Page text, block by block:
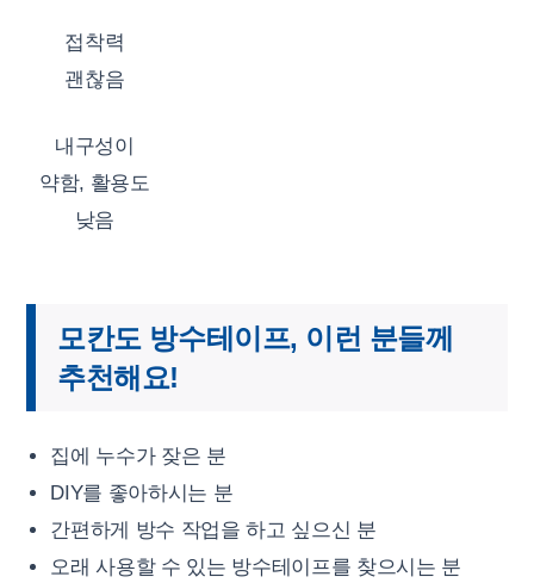
접착력
괜찮음
내구성이
약함, 활용도
낮음
모칸도 방수테이프, 이런 분들께
추천해요!
집에 누수가 잦은 분
DIY를 좋아하시는 분
간편하게 방수 작업을 하고 싶으신 분
오래 사용할 수 있는 방수테이프를 찾으시는 분